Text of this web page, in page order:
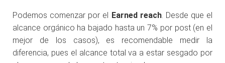
Podemos comenzar por el Earned reach. Desde que el
alcance orgánico ha bajado hasta un 7% por post (en el
mejor de los casos), es recomendable medir la
diferencia, pues el alcance total va a estar sesgado por